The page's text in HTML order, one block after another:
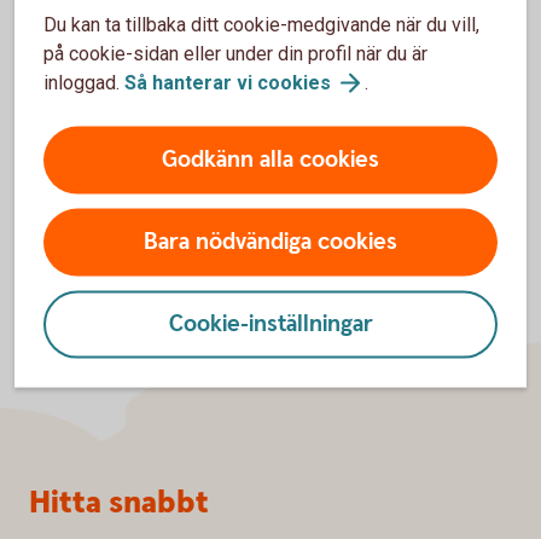
och statistik.
Inställningar för cookies
Du kan ta tillbaka ditt cookie-medgivande när du vill,
på cookie-sidan eller under din profil när du är
inloggad. Så hanterar vi cookies .
Godkänn alla cookies
Bara nödvändiga cookies
Cookie-inställningar
Sidfot
Hitta snabbt